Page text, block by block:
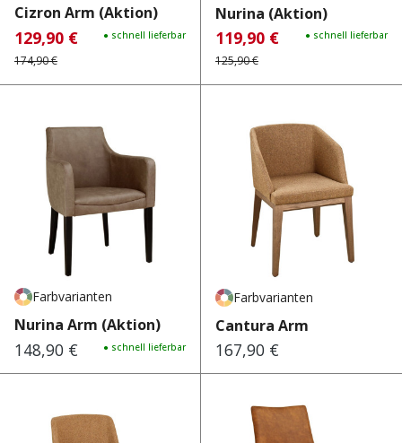
Cizron Arm (Aktion)
Verkaufspreis:
129,90 €
Regulärer Preis:
174,90 €
● schnell lieferbar
Nurina (Aktion)
Verkaufspreis:
119,90 €
Regulärer Preis:
125,90 €
● schnell lieferbar
Farbvarianten
Nurina Arm (Aktion)
Regulärer Preis:
148,90 € ● schnell lieferbar
Farbvarianten
Cantura Arm
Regulärer Preis:
167,90 €